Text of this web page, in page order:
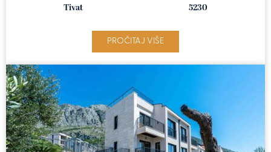
Tivat 5230
PROČITAJ VIŠE